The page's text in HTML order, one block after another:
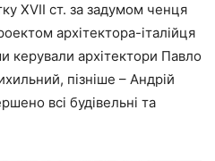
XVII ст. за задумом ченця
архітектора-італійця
керували архітектори Павло
пізніше – Андрій
всі будівельні та